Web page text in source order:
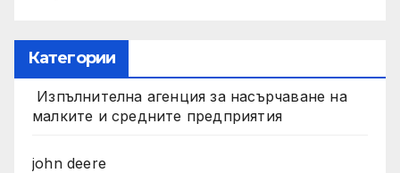
Категории
Изпълнителна агенция за насърчаване на
малките и средните предприятия
john deere